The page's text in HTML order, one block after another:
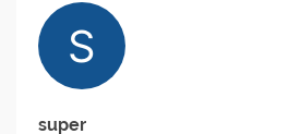
super